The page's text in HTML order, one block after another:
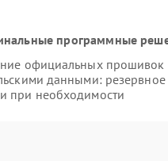
программные
официальных прошивок
данными:
при необходимости